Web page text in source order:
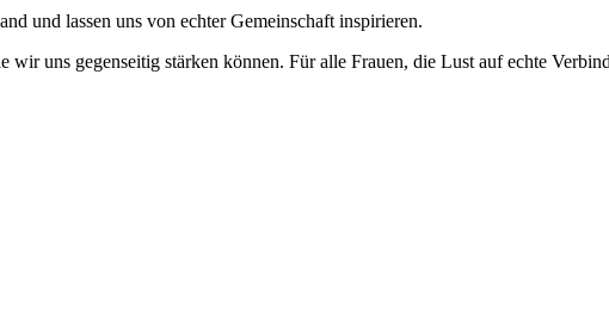
und lassen uns von echter Gemeinschaft inspirieren.
uns gegenseitig stärken können. Für alle Frauen, die Lust auf echte